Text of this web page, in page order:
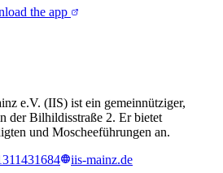
the app
e.V. (IIS) ist ein gemeinnütziger,
der Bilhildisstraße 2. Er bietet
und Moscheeführungen an.
iis-mainz.de